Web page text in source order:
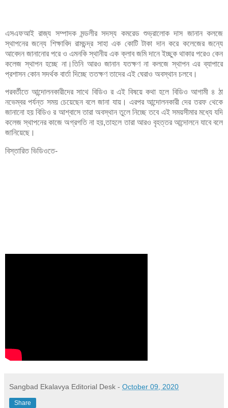
এসএফআই রাজ্য সম্পাদক মন্ডলীর সদস্য কমরেড শুভ্রালোক দাস জানান কলজে
স্থাপনের জন্যে শিক্ষাবিদ রামচন্দ্র সাহা এক কোটি টাকা দান করে কলেজের জন্যে
আবেদন জানানোর পরে ও এমনকি স্থানীয় এক ক্লাব জমি দানে ইচ্ছুক থাকার পরেও কেন
কলেজ স্থাপন হচ্ছে না।তিনি আরও জানান যতক্ষণ না কলজে স্থাপন এর ব্যাপারে
প্রশাসন কোন সদর্থক বার্তা দিচ্ছে ততক্ষণ তাদের এই ঘেরাও অবস্থান চলবে।
পরবর্তীতে আন্দোলনকারীদের সাথে বিডিও র এই বিষয়ে কথা হলে বিডিও আগামী ৪ ঠা
নভেম্বর পর্যন্ত সময় চেয়েছেন বলে জানা যায়। এরপর আন্দোলনকারী দের তরফ থেকে
জানানো হয় বিডিও র আশ্বাসে তারা অবস্থান তুলে নিচ্ছে তবে এই সময়সীমার মধ্যে যদি
কলেজ স্থাপনের কাজে অগ্রগতি না হয়,তাহলে তারা আরও বৃহত্তর আন্দোলনে যাবে বলে
জানিয়েছে।
বিস্তারিত ভিডিওতে-
Sangbad Ekalavya Editorial Desk - October 09, 2020
Share